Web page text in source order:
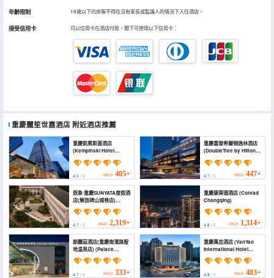
年齡限制 18歲以下的房客不得在沒有家長或監護人的情況下入住酒店。
接受信用卡 可以信用卡在酒店付款，閣下可使用以下信用卡：
重慶麗笙世嘉酒店 附近酒店推薦
重慶凱賓斯基酒店
(Kempinski Hotel
4.5 / 5 HKD 405+
重慶嘉發希爾頓逸林酒店
(DoubleTree by Hilton
Nan'an)
4.7/ 5 HKD 447+
既象·重慶SUNYATA度假酒
店(解放碑山城巷店)
(Sunyata Mountain
Alley Chongqing
Resort)
4.7 / 5 HKD 2,319+
重慶康萊德酒店 (Conrad
Chongqing)
4.8/ 5 HKD 1,314+
朗麗茲酒店(重慶南濱路聖
地温泉店) (Palace
Hotels (Chongqing
Nanbin Road Holy Land
Hot Spring Branch))
4.7 / 5 HKD 333+
重慶萬垚酒店 (VanYao
International Hotel
Chongqing)
4.8/ 5 HKD 483+